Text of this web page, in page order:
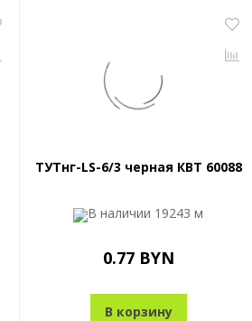
ТУТнг-LS-6/3 черная КВТ 60088
В наличии 19243 м
0.77 BYN
В корзину